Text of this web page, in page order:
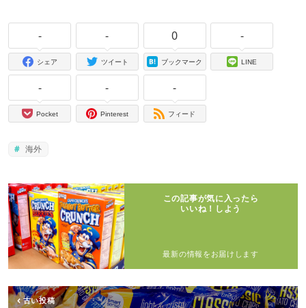
-
シェア
-
ツイート
0
ブックマーク
-
LINE
-
Pocket
-
Pinterest
-
フィード
海外
この記事が気に入ったら
いいね！しよう
最新の情報をお届けします
古い投稿